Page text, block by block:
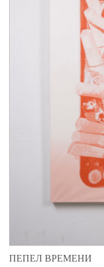
ПЕПЕЛ ВРЕМЕНИ